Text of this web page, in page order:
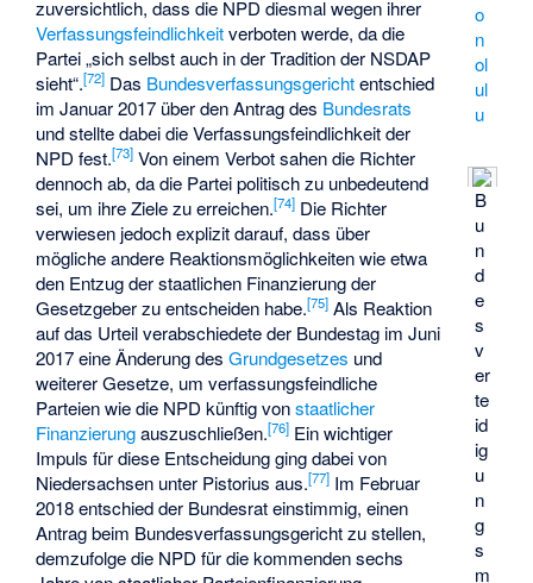
o
n
ol
ul
u
B
u
n
d
e
s
v
er
te
id
ig
u
n
g
s
m
zuversichtlich, dass die NPD diesmal wegen ihrer
Verfassungsfeindlichkeitverboten werde, da die
Partei „sich selbst auch in der Tradition der NSDAP
sieht“.[72] Das Bundesverfassungsgerichtentschied
im Januar 2017 über den Antrag des Bundesrats
und stellte dabei die Verfassungsfeindlichkeit der
NPD fest.[73] Von einem Verbot sahen die Richter
dennoch ab, da die Partei politisch zu unbedeutend
sei, um ihre Ziele zu erreichen.[74] Die Richter
verwiesen jedoch explizit darauf, dass über
mögliche andere Reaktionsmöglichkeiten wie etwa
den Entzug der staatlichen Finanzierung der
Gesetzgeber zu entscheiden habe.[75] Als Reaktion
auf das Urteil verabschiedete der Bundestag im Juni
2017 eine Änderung desGrundgesetzes und
weiterer Gesetze, um verfassungsfeindliche
Parteien wie die NPD künftig vonstaatlicher
Finanzierungauszuschließen.[76] Ein wichtiger
Impuls für diese Entscheidung ging dabei von
Niedersachsen unter Pistorius aus.[77] Im Februar
2018 entschied der Bundesrat einstimmig, einen
Antrag beim Bundesverfassungsgericht zu stellen,
demzufolge die NPD für die kommenden sechs